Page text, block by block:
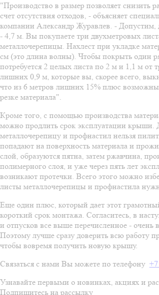
"Производство в размер позволяет снизить
счет отсутствия отходов, - объясняет
компании Александр Журавлев. - Допустим,
- 4,7 м. Вы покупаете три двухметровых
металлочерепицы. Нахлест при укладке
см (это длина волны). Чтобы покрыть один
потребуется 2 целых листа по 2 м и 1,1 м от
лишних 0,9 м, которые вы, скорее всего,
что из 6 метров лишних 15% плюс
резке материала".
Кроме того, с помощью производства
можно продлить срок эксплуатации крыши.
металлочерепицу и профнастил нельзя
попадают на поверхность материала и
слой, образуются пятна, затем ржавчина,
полимерного слоя, и уже через пять лет
возникают протечки. Всего этого можно
листы металлочерепицы и профнастила
Еще один плюс, который дает этот
короткий срок монтажа. Согласитесь, в
и отпусков все выше перечисленное - очень
Поэтому лучше сразу доверить всю работу
чтобы вовремя получить новую крышу.
Связаться с нами Вы можете по телефону
Узнавайте первыми о новинках, акциях и
Подпишитесь на рассылку